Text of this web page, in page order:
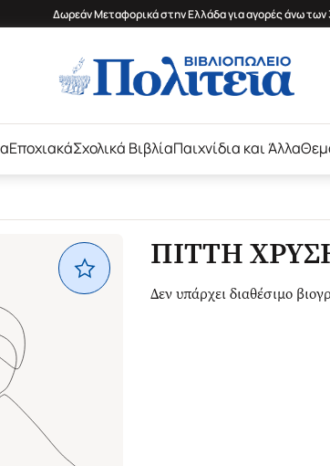
Δωρεάν Μεταφορικά στην Ελλάδα για αγορές άνω των
ΕποχιακάΣχολικά ΒιβλίαΠαιχνίδια και Άλλα
ΠΙΤΤΗ
Δεν υπάρχει διαθέσιμο